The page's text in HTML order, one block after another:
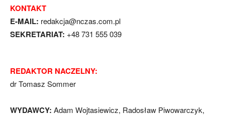
KONTAKT
E-MAIL: redakcja@nczas.com.pl
SEKRETARIAT: +48 731 555 039
REDAKTOR NACZELNY:
dr Tomasz Sommer
WYDAWCY: Adam Wojtasiewicz, Radosław Piwowarczyk,